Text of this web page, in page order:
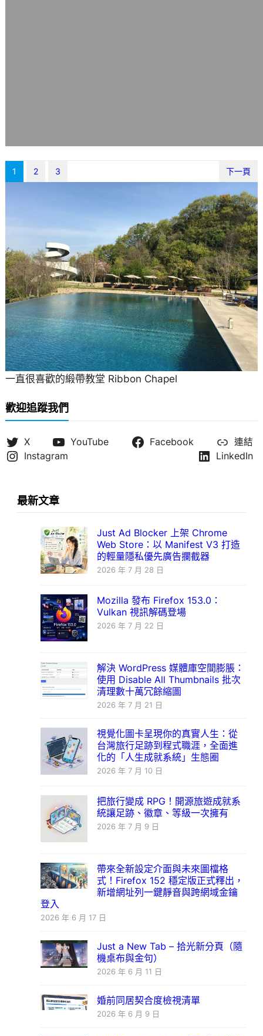
1 2 3 下一頁
一直很喜歡的緞帶教堂 Ribbon Chapel
歡迎追蹤我們
X YouTube Facebook
連結
Instagram
LinkedIn
最新文章
Just Ad Blocker 上架 Chrome
Web Store：以 Manifest V3 打造
的輕量隱私優先廣告攔截器
2026 年 7 月 28 日
Mozilla 發布 Firefox 153.0：
Vulkan 視訊解碼登場
2026 年 7 月 22 日
解決 WordPress 媒體庫空間膨脹：
使用 Disable All Thumbnails 批次
清理數十萬冗餘縮圖
2026 年 7 月 21 日
視覺化圖卡呈現你的真實人生：從
台灣旅行足跡到程式職涯，全面進
化的「人生成就系統」生態圈
2026 年 7 月 10 日
把旅行變成 RPG！開源旅遊成就系
統讓足跡、徽章、等級一次擁有
2026 年 7 月 9 日
帶來全新設定介面與未來圖檔格
式！Firefox 152 穩定版正式釋出，
新增網址列一鍵靜音與跨網域金鑰
登入
2026 年 6 月 17 日
Just a New Tab – 拾光新分頁（隨
機桌布與金句）
2026 年 6 月 11 日
婚前同居契合度檢視清單
2026 年 6 月 9 日